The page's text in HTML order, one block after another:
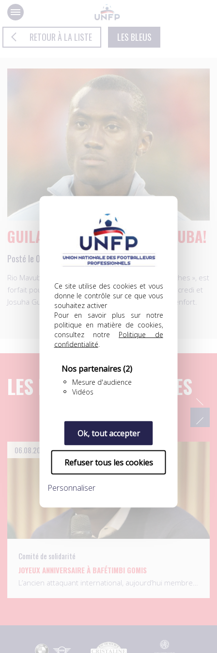
Panneau de gestion des cookies
Ce site utilise des cookies et vous
donne le contrôle sur ce que vous
souhaitez activer
Pour en savoir plus sur notre
politique en matière de cookies,
consultez notre Politique de
confidentialité
Nos partenaires(2)
Mesure d'audience
Vidéos
Ok, tout accepter
Refuser tous les cookies
Personnaliser
RETOUR À LA LISTE LES BLEUS
GUILAVOGUI REMPLACE MAVUBA!
Posté le 03.03.2014 à 08h27
Rio Mavuba (Lille), « touché aux ischio-jambiers gauches », est
forfait pour France – Pays-Bas en match amical mercredi et
Josuha Guilavogui (Saint-Etienne) a été appelé en renfort.
LES DERNIERS ARTICLES
06.08.2026
Comité de solidarité
JOYEUX ANNIVERSAIRE À BAFÉTIMBI GOMIS
L’ancien attaquant international, aujourd’hui membre…